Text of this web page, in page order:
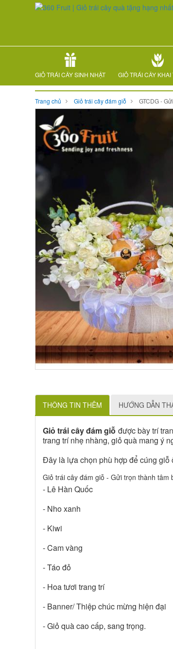
GIỎ TRÁI CÂY SINH NHẬT GIỎ TRÁI CÂY
Trang chủ Giỏ trái cây đám giỗ GTCDG -
THÔNG TIN THÊM HƯỚNG DẪN
Giỏ trái cây đám giỗ được bày trí
trang trí nhẹ nhàng, giỏ quà mang ý
Đây là lựa chọn phù hợp để cúng giỗ
Giỏ trái cây đám giỗ - Gửi trọn thành tâm
- Lê Hàn Quốc
- Nho xanh
- Kiwi
- Cam vàng
- Táo đỏ
- Hoa tươi trang trí
- Banner/ Thiệp chúc mừng hiện đại
- Giỏ quà cao cấp, sang trọng.